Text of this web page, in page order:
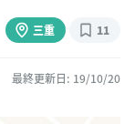
三重 11
最終更新日: 19/10/20